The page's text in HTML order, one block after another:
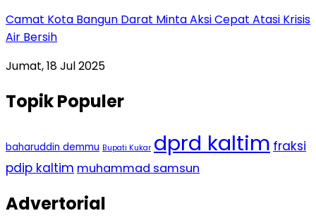
Camat Kota Bangun Darat Minta Aksi Cepat Atasi Krisis
Air Bersih
Jumat, 18 Jul 2025
Topik Populer
baharuddin demmu Bupati Kukar dprd kaltim fraksi
pdip kaltim muhammad samsun
Advertorial